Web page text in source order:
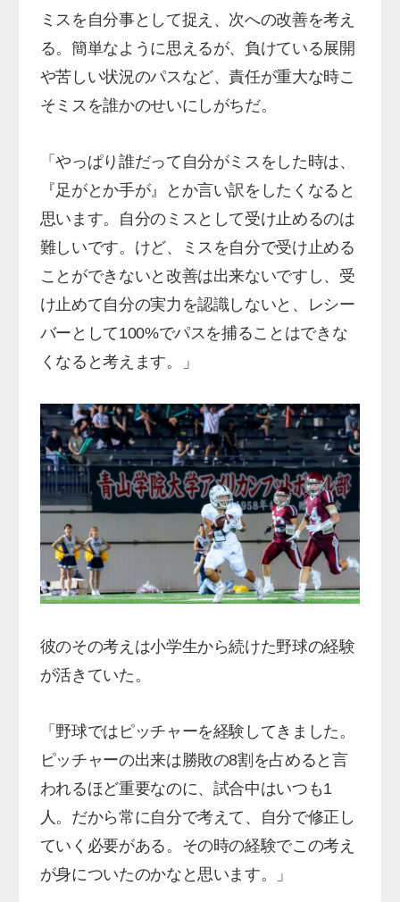
ミスを自分事として捉え、次への改善を考え
る。簡単なように思えるが、負けている展開
や苦しい状況のパスなど、責任が重大な時こ
そミスを誰かのせいにしがちだ。
「やっぱり誰だって自分がミスをした時は、
『足がとか手が』とか言い訳をしたくなると
思います。自分のミスとして受け止めるのは
難しいです。けど、ミスを自分で受け止める
ことができないと改善は出来ないですし、受
け止めて自分の実力を認識しないと、レシー
バーとして100%でパスを捕ることはできな
くなると考えます。」
彼のその考えは小学生から続けた野球の経験
が活きていた。
「野球ではピッチャーを経験してきました。
ピッチャーの出来は勝敗の8割を占めると言
われるほど重要なのに、試合中はいつも1
人。だから常に自分で考えて、自分で修正し
ていく必要がある。その時の経験でこの考え
が身についたのかなと思います。」